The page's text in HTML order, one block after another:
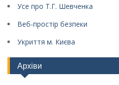
Усе про Т.Г. Шевченка
Веб-простір безпеки
Укриття м. Києва
Архіви